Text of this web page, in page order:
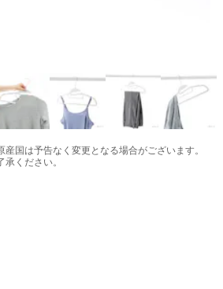
国は予告なく変更となる場合がございます。
ください。